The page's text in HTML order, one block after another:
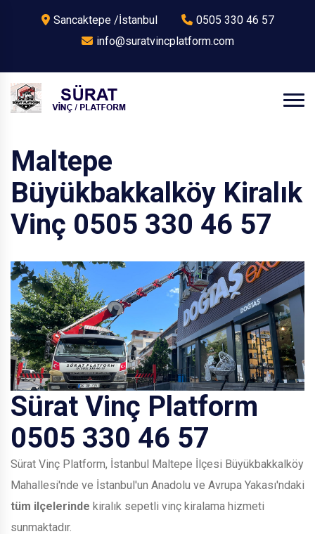
Sancaktepe /İstanbul
0505 330 46 57
info@suratvincplatform.com
Maltepe
Büyükbakkalköy Kiralık
Vinç 0505 330 46 57
Sürat Vinç Platform
0505 330 46 57
Sürat Vinç Platform, İstanbul Maltepe İlçesi Büyükbakkalköy
Mahallesi'nde ve İstanbul'un Anadolu ve Avrupa Yakası'ndaki
tüm ilçelerinde kiralık sepetli vinç kiralama hizmeti
sunmaktadır.